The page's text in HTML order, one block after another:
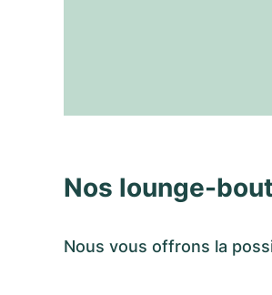
Nos lounge-
Nous vous offrons la